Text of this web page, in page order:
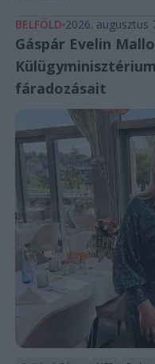
BELFÖLD 2026. augusztus
Gáspár Evelin
fáradozásait